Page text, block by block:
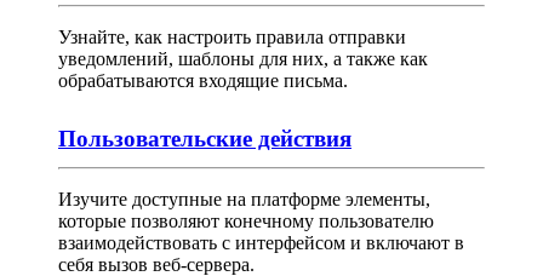
Узнайте, как настроить правила отправки
уведомлений, шаблоны для них, а также как
обрабатываются входящие письма.
Пользовательские действия
Изучите доступные на платформе элементы,
которые позволяют конечному пользователю
взаимодействовать с интерфейсом и включают в
себя вызов веб-сервера.